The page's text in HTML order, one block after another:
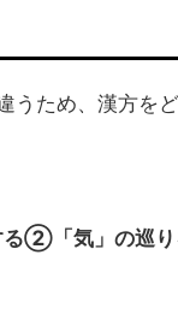
うため、漢方を
②「気」の巡り